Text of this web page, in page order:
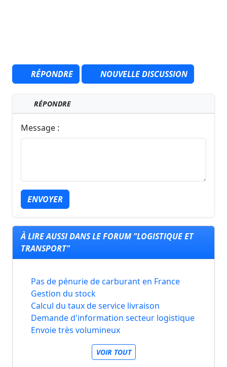
RÉPONDRE NOUVELLE DISCUSSION
RÉPONDRE
Message :
ENVOYER
À LIRE AUSSI DANS LE FORUM "LOGISTIQUE ET
TRANSPORT"
Pas de pénurie de carburant en France
Gestion du stock
Calcul du taux de service livraison
Demande d'information secteur logistique
Envoie très volumineux
VOIR TOUT